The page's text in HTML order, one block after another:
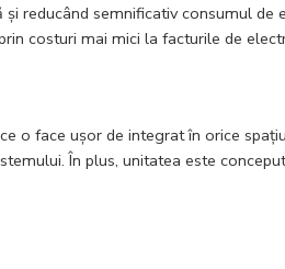
reducând semnificativ consumul de
costuri mai mici la facturile de
o face ușor de integrat în orice
În plus, unitatea este